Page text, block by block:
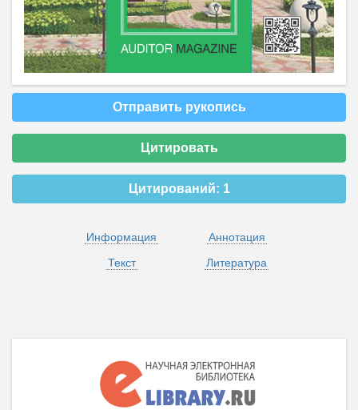
Отправить рукопись
Цитировать
Цитирований: 1
Информация
Аннотация
Текст
Литература